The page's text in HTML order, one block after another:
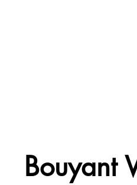
Bouyant